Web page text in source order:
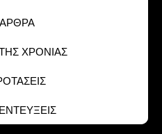
ΑΡΘΡΑ
ΧΡΟΝΙΑΣ